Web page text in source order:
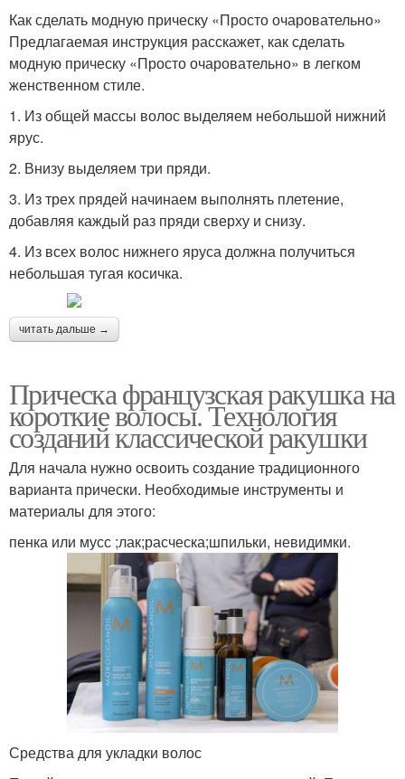
Как сделать модную прическу «Просто очаровательно»
Предлагаемая инструкция расскажет, как сделать
модную прическу «Просто очаровательно» в легком
женственном стиле.
1. Из общей массы волос выделяем небольшой нижний
ярус.
2. Внизу выделяем три пряди.
3. Из трех прядей начинаем выполнять плетение,
добавляя каждый раз пряди сверху и снизу.
4. Из всех волос нижнего яруса должна получиться
небольшая тугая косичка.
читать дальше →
Прическа французская ракушка на
короткие волосы. Технология
созданий классической ракушки
Для начала нужно освоить создание традиционного
варианта прически. Необходимые инструменты и
материалы для этого:
пенка или мусс ;лак;расческа;шпильки, невидимки.
Средства для укладки волос